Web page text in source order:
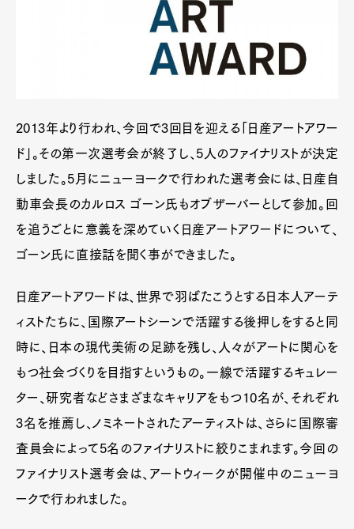
2013年より行われ、今回で3回目を迎える「日産アートアワー
ド」。その第一次選考会が終了し、5人のファイナリストが決定
しました。5月にニューヨークで行われた選考会には、日産自
動車会長のカルロス ゴーン氏もオブザーバーとして参加。回
を追うごとに意義を深めていく日産アートアワードについて、
ゴーン氏に直接話を聞く事ができました。
日産アートアワードは、世界で羽ばたこうとする日本人アーテ
ィストたちに、国際アートシーンで活躍する後押しをすると同
時に、日本の現代美術の足跡を残し、人々がアートに関心を
もつ社会づくりを目指すというもの。一線で活躍するキュレー
ター、研究者などさまざまなキャリアをもつ10名が、それぞれ
3名を推薦し、ノミネートされたアーティストは、さらに国際審
査員会によって5名のファイナリストに絞りこまれます。今回の
ファイナリスト選考会は、アートウィークが開催中のニューヨ
ークで行われました。